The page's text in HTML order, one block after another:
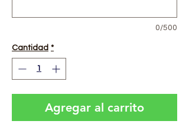
0/500
Cantidad *
Agregar al carrito